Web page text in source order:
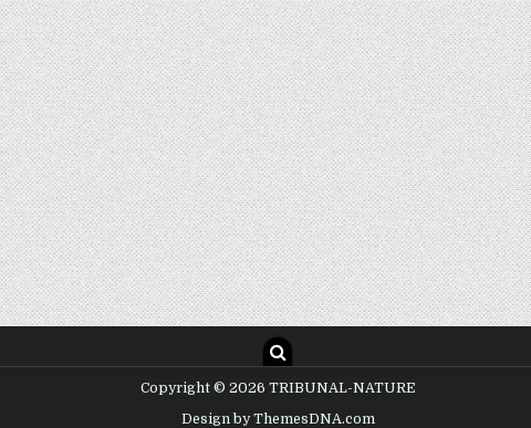
Copyright © 2026 TRIBUNAL-NATURE
Design by ThemesDNA.com